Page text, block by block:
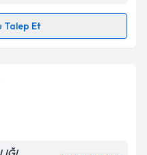
ilişkin
verilerimin belirtilen
Gönder
Talep Et
takvimi talebi oluşturun.
için bir takvim
bilgilendireceğiz.